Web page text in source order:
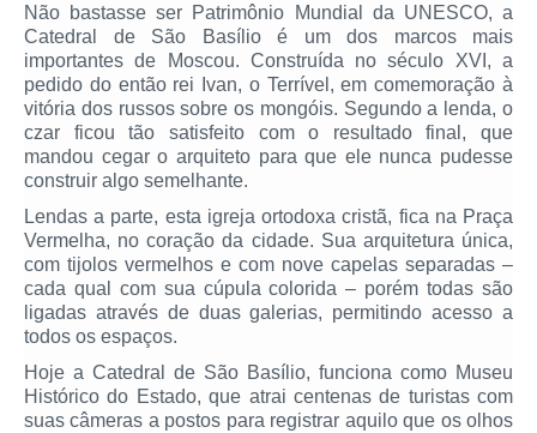
Não bastasse ser Patrimônio Mundial da UNESCO, a
Catedral de São Basílio é um dos marcos mais
importantes de Moscou. Construída no século XVI, a
pedido do então rei Ivan, o Terrível, em comemoração à
vitória dos russos sobre os mongóis. Segundo a lenda, o
czar ficou tão satisfeito com o resultado final, que
mandou cegar o arquiteto para que ele nunca pudesse
construir algo semelhante.
Lendas a parte, esta igreja ortodoxa cristã, fica na Praça
Vermelha, no coração da cidade. Sua arquitetura única,
com tijolos vermelhos e com nove capelas separadas –
cada qual com sua cúpula colorida – porém todas são
ligadas através de duas galerias, permitindo acesso a
todos os espaços.
Hoje a Catedral de São Basílio, funciona como Museu
Histórico do Estado, que atrai centenas de turistas com
suas câmeras a postos para registrar aquilo que os olhos